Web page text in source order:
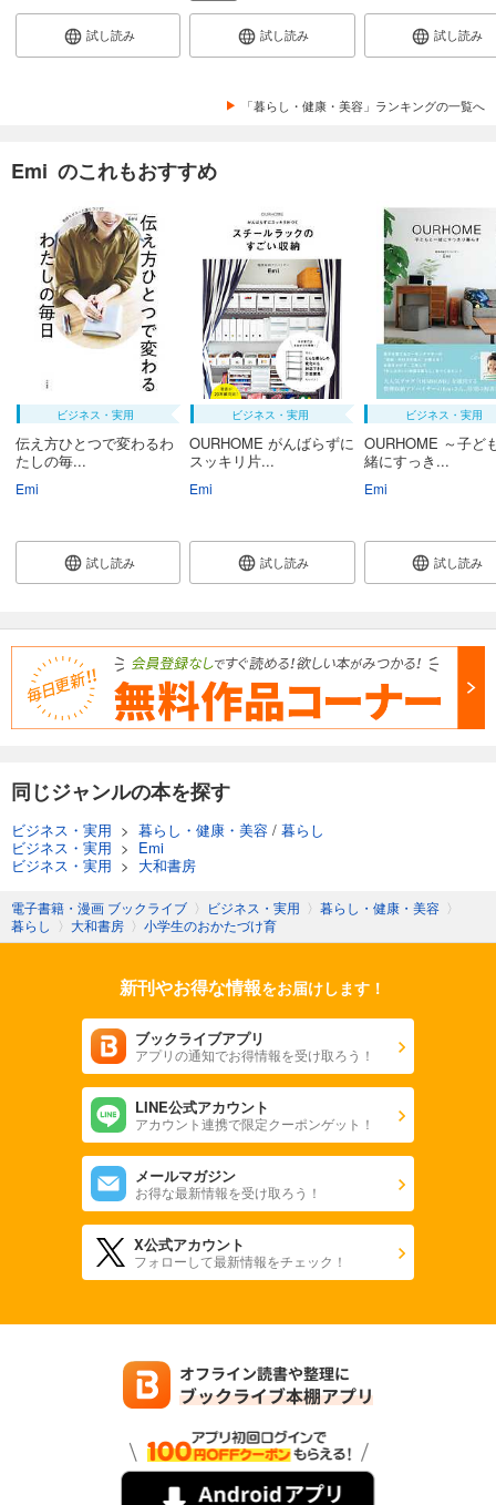
試し読み 試し読み 試し読み
「暮らし・健康・美容」ランキングの一覧へ
Emi のこれもおすすめ
ビジネス・実用
伝え方ひとつで変わるわ
たしの毎...
Emi
試し読み
ビジネス・実用
OURHOME がんばらずに
スッキリ片...
Emi
試し読み
ビジネス・実用
OURHOME ～子ど
緒にすっき...
Emi
試し読み
同じジャンルの本を探す
ビジネス・実用 > 暮らし・健康・美容 / 暮らし
ビジネス・実用 > Emi
ビジネス・実用 > 大和書房
電子書籍・漫画 ブックライブ 〉 ビジネス・実用 〉 暮らし・健康・美容 〉
暮らし 〉 大和書房 〉 小学生のおかたづけ育
新刊やお得な情報をお届けします！
ブックライブアプリ
アプリの通知でお得情報を受け取ろう！
LINE公式アカウント
アカウント連携で限定クーポンゲット！
メールマガジン
お得な最新情報を受け取ろう！
X公式アカウント
フォローして最新情報をチェック！